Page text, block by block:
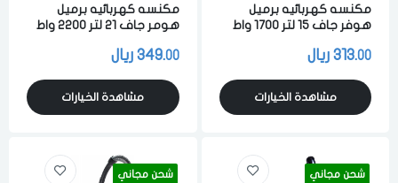
مكنسه كهربائيه برميل
هوفر جاف 15 لتر 1700 واط
والسوائل اسود
313.00 ريال
مشاهدة الخيارات
مكنسه كهربائيه برميل
هومر جاف 21 لتر 2200 واط
متعدد الالوان
349.00 ريال
مشاهدة الخيارات
شحن مجاني شحن مجاني